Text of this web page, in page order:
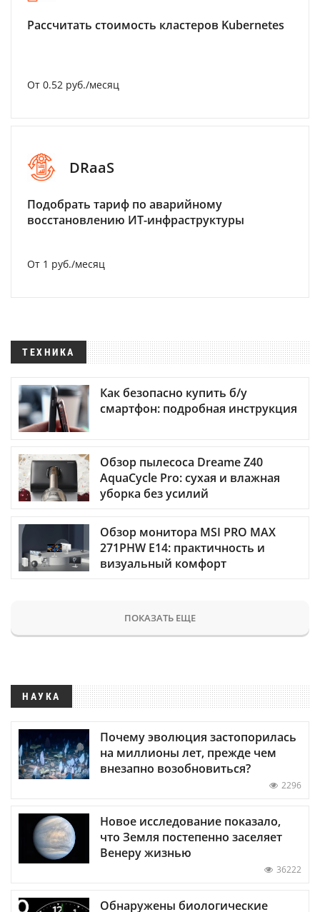
Рассчитать стоимость кластеров Kubernetes
От 0.52 руб./месяц
DRaaS
Подобрать тариф по аварийному
восстановлению ИТ-инфраструктуры
От 1 руб./месяц
ТЕХНИКА
Как безопасно купить б/у
смартфон: подробная инструкция
Обзор пылесоса Dreame Z40
AquaCycle Pro: сухая и влажная
уборка без усилий
Обзор монитора MSI PRO MAX
271PHW E14: практичность и
визуальный комфорт
ПОКАЗАТЬ ЕЩЕ
НАУКА
Почему эволюция застопорилась
на миллионы лет, прежде чем
внезапно возобновиться?
2296
Новое исследование показало,
что Земля постепенно заселяет
Венеру жизнью
36222
Обнаружены биологические